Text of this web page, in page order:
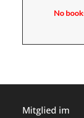
No
Mitglied im